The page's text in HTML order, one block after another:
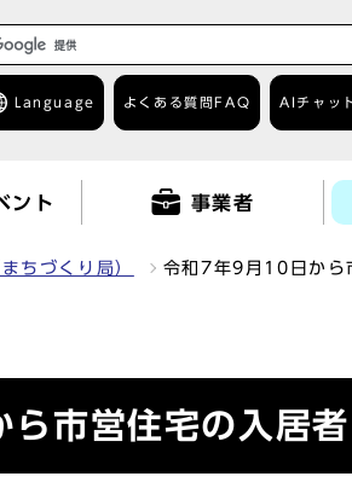
Language よくある質問 FAQ AIチャッ
ント 事業者
ちづくり局） 令和7年9月10日から
市営住宅の入居